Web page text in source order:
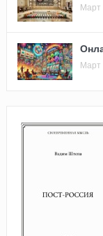
Март
Март